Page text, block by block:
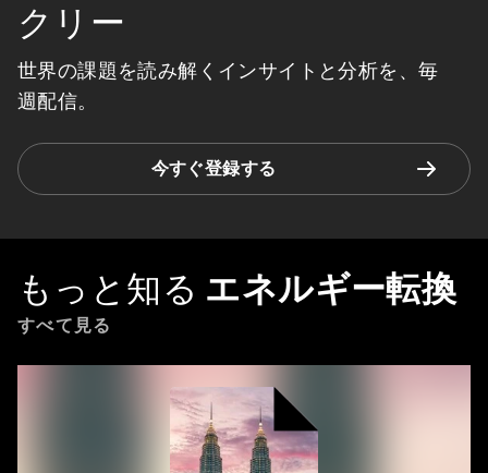
クリー
世界の課題を読み解くインサイトと分析を、毎
週配信。
今すぐ登録する
もっと知る エネルギー転換
すべて見る